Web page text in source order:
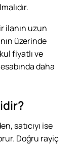
ilanın uzun
üzerinde
fiyatlı ve
daha
satıcıyı ise
Doğru rayiç